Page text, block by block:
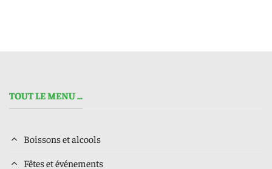
TOUT LE MENU ...
Boissons et alcools
Fêtes et événements